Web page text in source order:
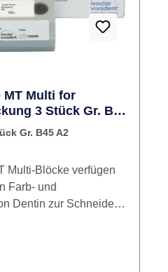
MT Multi for
3 Stück Gr. B45
Gr. B45 A2
Multi-Blöcke verfügen
Farb- und
Dentin zur Schneide
Same-Day-